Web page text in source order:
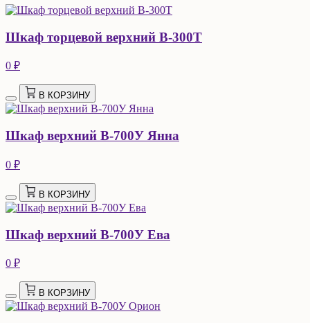
Шкаф торцевой верхний В-300Т
0 ₽
В КОРЗИНУ
Шкаф верхний В-700У Янна
0 ₽
В КОРЗИНУ
Шкаф верхний В-700У Ева
0 ₽
В КОРЗИНУ